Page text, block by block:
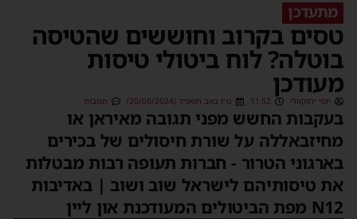
מתעדכן
טסים בקרוב וחוששים שהטיסה
בוטלה? לוח ביטולי טיסות
מעודכן
יוסי יחזקאלי 11:52 ט״ז באב תשפ״ד (20/08/2024) תגובות
בעקבות החשש מפני תגובה מאיראן או
מחיזבאללה על שורת חיסולים של בכירים
בארגוני הטרור - חברות תעופה רבות מבטלות
את טיסותיהם לישראל שוב ושוב | באדיבות
N12 מפת הביטולים המעודכנת און ליין